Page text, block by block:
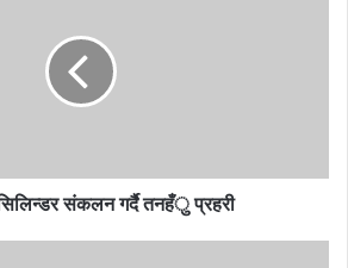
संकलन गर्दै तनहँु प्रहरी